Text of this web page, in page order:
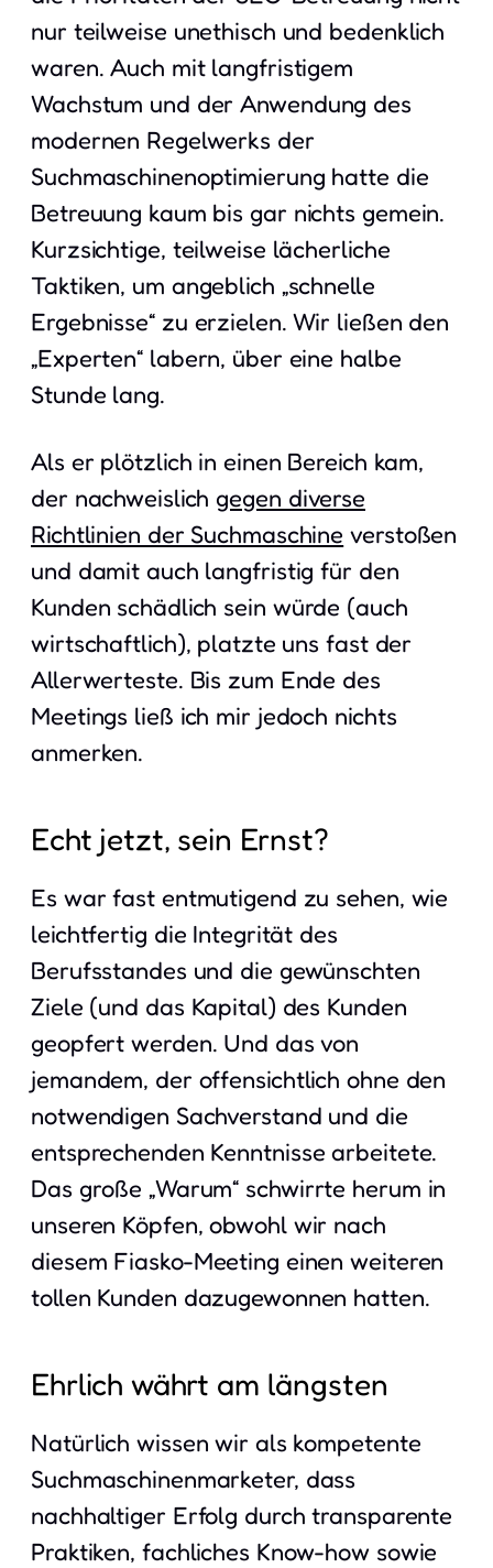
nur teilweise unethisch und bedenklich
waren. Auch mit langfristigem
Wachstum und der Anwendung des
modernen Regelwerks der
Suchmaschinenoptimierung hatte die
Betreuung kaum bis gar nichts gemein.
Kurzsichtige, teilweise lächerliche
Taktiken, um angeblich „schnelle
Ergebnisse“ zu erzielen. Wir ließen den
„Experten“ labern, über eine halbe
Stunde lang.
Als er plötzlich in einen Bereich kam,
der nachweislich gegen diverse
Richtlinien der Suchmaschine verstoßen
und damit auch langfristig für den
Kunden schädlich sein würde (auch
wirtschaftlich), platzte uns fast der
Allerwerteste. Bis zum Ende des
Meetings ließ ich mir jedoch nichts
anmerken.
Echt jetzt, sein Ernst?
Es war fast entmutigend zu sehen, wie
leichtfertig die Integrität des
Berufsstandes und die gewünschten
Ziele (und das Kapital) des Kunden
geopfert werden. Und das von
jemandem, der offensichtlich ohne den
notwendigen Sachverstand und die
entsprechenden Kenntnisse arbeitete.
Das große „Warum“ schwirrte herum in
unseren Köpfen, obwohl wir nach
diesem Fiasko-Meeting einen weiteren
tollen Kunden dazugewonnen hatten.
Ehrlich währt am längsten
Natürlich wissen wir als kompetente
Suchmaschinenmarketer, dass
nachhaltiger Erfolg durch transparente
Praktiken, fachliches Know-how sowie